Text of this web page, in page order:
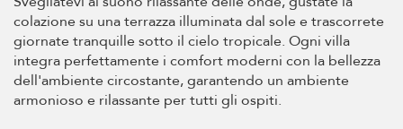
colazione su una terrazza illuminata dal sole e trascorrete
giornate tranquille sotto il cielo tropicale. Ogni villa
integra perfettamente i comfort moderni con la bellezza
dell'ambiente circostante, garantendo un ambiente
armonioso e rilassante per tutti gli ospiti.